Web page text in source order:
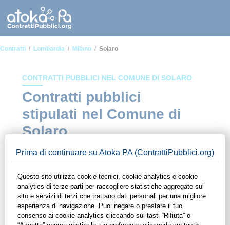
Contratti Lombardia Milano Solaro
CONTRATTI PUBBLICI NEL COMUNE DI SOLARO
Contratti pubblici
stipulati nel Comune di
Solaro
ad alcuni dei contratti presenti nella piattaforma stipulati
ContrattiPubblici.org potrai monitorare la scadenza dei
contratti pubblici di tuo interesse e programmare la tua attività
commerciale con le Pubbliche Amministrazioni con largo
anticipo. Il servizio di ContrattiPubblici.org offre agli utenti 7
giorni di prova gratuiti per avere l'opportunità di conoscere e
consultare tutti i dati inerenti ai contratti stipulati da una